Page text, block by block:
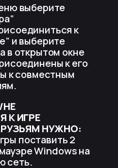
выберите
к
и выберите
в открытом окне
к его
к совместным
НЕ
К ИГРЕ
НУЖНО:
поставить 2
Windows на
сеть.